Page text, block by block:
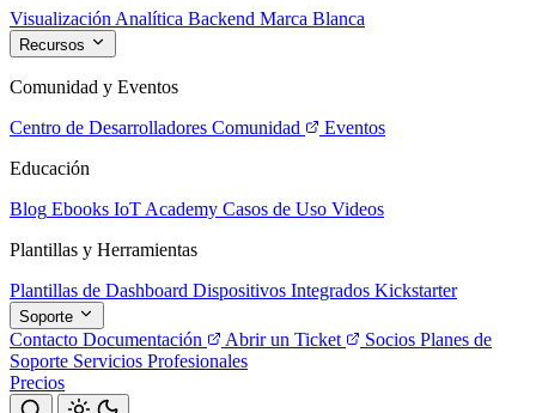
Visualización Analítica Backend Marca Blanca
Recursos
Comunidad y Eventos
Centro de Desarrolladores Comunidad
Eventos
Educación
Blog Ebooks IoT Academy Casos de Uso Videos
Plantillas y Herramientas
Plantillas de Dashboard Dispositivos Integrados Kickstarter
Soporte
Contacto Documentación Abrir un Ticket Socios Planes de
Soporte Servicios Profesionales
Precios